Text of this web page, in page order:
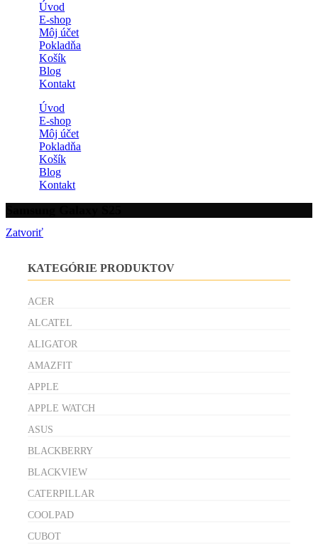
Úvod
E-shop
Môj účet
Pokladňa
Košík
Blog
Kontakt
Úvod
E-shop
Môj účet
Pokladňa
Košík
Blog
Kontakt
Zatvoriť
KATEGÓRIE PRODUKTOV
ACER
ALCATEL
ALIGATOR
AMAZFIT
APPLE
APPLE WATCH
ASUS
BLACKBERRY
BLACKVIEW
CATERPILLAR
COOLPAD
CUBOT